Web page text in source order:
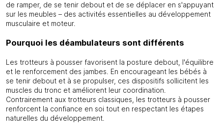
de ramper, de se tenir debout et de se déplacer en s'appuyant
sur les meubles – des activités essentielles au développement
musculaire et moteur.
Pourquoi les déambulateurs sont différents
Les trotteurs à pousser favorisent la posture debout, l'équilibre
et le renforcement des jambes. En encourageant les bébés à
se tenir debout et à se propulser, ces dispositifs sollicitent les
muscles du tronc et améliorent leur coordination.
Contrairement aux trotteurs classiques, les trotteurs à pousser
renforcent la confiance en soi tout en respectant les étapes
naturelles du développement.